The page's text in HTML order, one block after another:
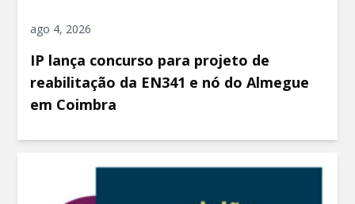
ago 4, 2026
IP lança concurso para projeto de
reabilitação da EN341 e nó do Almegue
em Coimbra